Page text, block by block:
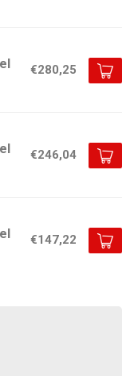
€280,25
€246,04
€147,22